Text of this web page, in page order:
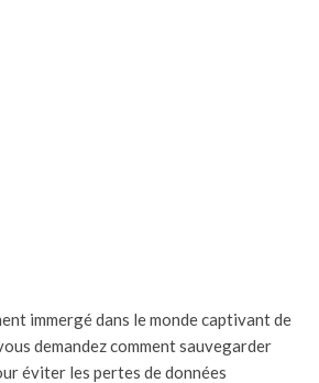
immergé dans le monde captivant de
demandez comment sauvegarder
éviter les pertes de données